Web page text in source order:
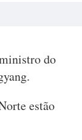
do
estão